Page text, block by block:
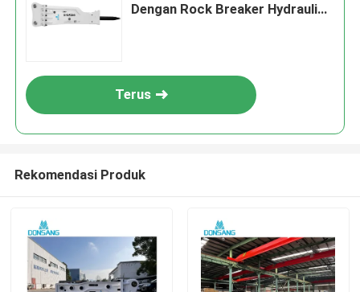
Dengan Rock Breaker Hydraulic
Terus
Rekomendasi Produk